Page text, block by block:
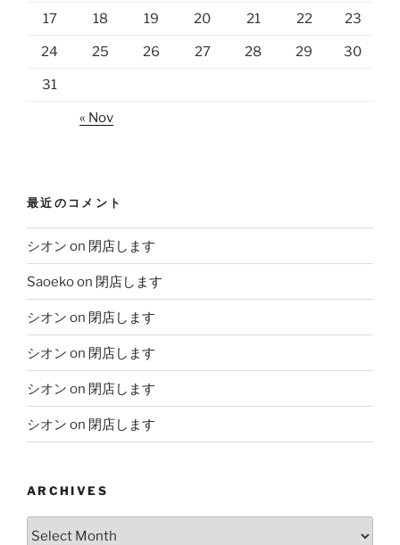
17 18 19 20 21 22 23
24 25 26 27 28 29 30
31
« Nov
最近のコメント
シオン on 閉店します
Saoekoon 閉店します
シオン on 閉店します
シオン on 閉店します
シオン on 閉店します
シオン on 閉店します
ARCHIVES
Archives